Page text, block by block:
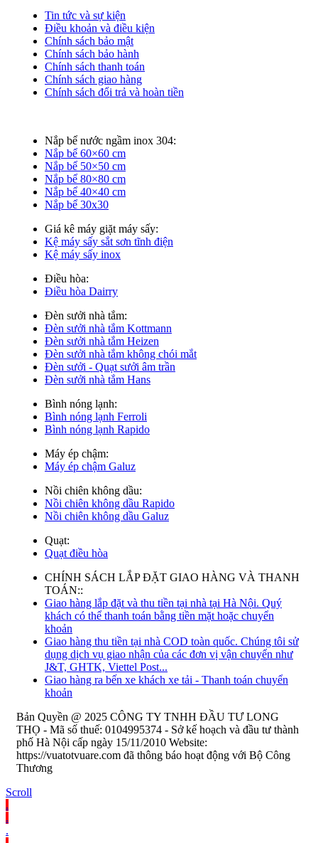
Tin tức và sự kiện
Điều khoản và điều kiện
Chính sách bảo mật
Chính sách bảo hành
Chính sách thanh toán
Chính sách giao hàng
Chính sách đổi trả và hoàn tiền
Nắp bể nước ngầm inox 304:
Nắp bể 60×60 cm
Nắp bể 50×50 cm
Nắp bể 80×80 cm
Nắp bể 40×40 cm
Nắp bể 30x30
Giá kê máy giặt máy sấy:
Kệ máy sấy sắt sơn tĩnh điện
Kệ máy sấy inox
Điều hòa:
Điều hòa Dairry
Đèn sưởi nhà tắm:
Đèn sưởi nhà tắm Kottmann
Đèn sưởi nhà tắm Heizen
Đèn sưởi nhà tắm không chói mắt
Đèn sưởi - Quạt sưởi âm trần
Đèn sưởi nhà tắm Hans
Bình nóng lạnh:
Bình nóng lạnh Ferroli
Bình nóng lạnh Rapido
Máy ép chậm:
Máy ép chậm Galuz
Nồi chiên không dầu:
Nồi chiên không dầu Rapido
Nồi chiên không dầu Galuz
Quạt:
Quạt điều hòa
CHÍNH SÁCH LẮP ĐẶT GIAO HÀNG VÀ THANH
TOÁN::
Giao hàng lắp đặt và thu tiền tại nhà tại Hà Nội. Quý
khách có thể thanh toán bằng tiền mặt hoặc chuyển
khoản
Giao hàng thu tiền tại nhà COD toàn quốc. Chúng tôi sử
dụng dịch vụ giao nhận của các đơn vị vận chuyển như
J&T, GHTK, Viettel Post...
Giao hàng ra bến xe khách xe tải - Thanh toán chuyển
khoản
Bản Quyền @ 2025 CÔNG TY TNHH ĐẦU TƯ LONG
THỌ - Mã số thuế: 0104995374 - Sở kế hoạch và đầu tư thành
phố Hà Nội cấp ngày 15/11/2010 Website:
https://vuatotvuare.com đã thông báo hoạt động với Bộ Công
Thương
Scroll
.
.
.